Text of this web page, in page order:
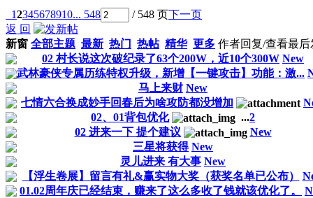
12345678910... 548 / 548 页下一页
返 回
新窗 全部主题 最新 热门 热帖 精华 更多 作者回复/查看最后
02 村长说这次破纪录了63个200W，近10个300W New
武林豪侠专属历练特权升级，新增【一键攻击】功能：激...
马上来财 New
七情六合换成妙手回春后为啥攻防都没增加
02、01背包优化
...2
02 进来一下 提个建议
New
三星将获得 New
灵儿进来 有大事 New
【浮生卷展】留言有礼&赢实物大奖（获奖名单已公布）
01.02周年庆已经结束，赚来了这么多收了钱就该优化了。